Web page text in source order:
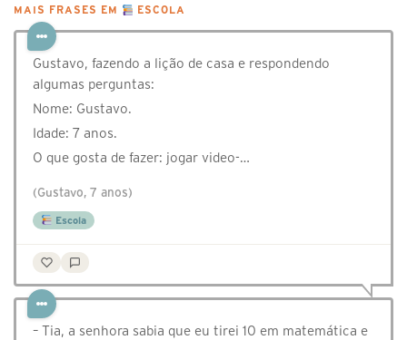
MAIS FRASES EM ESCOLA
Gustavo, fazendo a lição de casa e respondendo
algumas perguntas:
Nome: Gustavo.
Idade: 7 anos.
O que gosta de fazer: jogar video-…
(Gustavo, 7 anos)
Escola
⁣– Tia, a senhora sabia que eu tirei 10 em matemática e